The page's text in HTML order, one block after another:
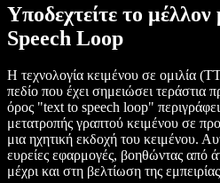
Υποδεχτείτε το
Speech Loop
Η τεχνολογία κειμένου σε ομιλία
πεδίο που έχει σημειώσει τεράστια
όρος "text to speech loop"
μετατροπής γραπτού κειμένου σε
μια ηχητική εκδοχή του κειμένου.
ευρείες εφαρμογές, βοηθώντας από
μέχρι και στη βελτίωση της